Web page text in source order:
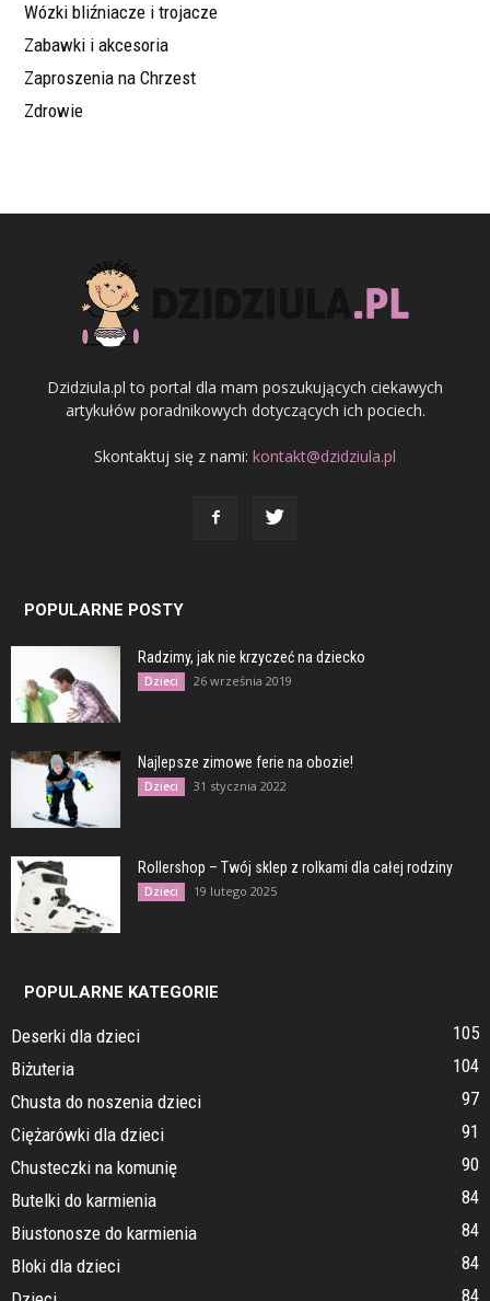
Wózki bliźniacze i trojacze
Zabawki i akcesoria
Zaproszenia na Chrzest
Zdrowie
Dzidziula.pl to portal dla mam poszukujących ciekawych
artykułów poradnikowych dotyczących ich pociech.
Skontaktuj się z nami: kontakt@dzidziula.pl
POPULARNE POSTY
Radzimy, jak nie krzyczeć na dziecko
Dzieci 26 września 2019
Najlepsze zimowe ferie na obozie!
Dzieci 31 stycznia 2022
Rollershop – Twój sklep z rolkami dla całej rodziny
Dzieci 19 lutego 2025
POPULARNE KATEGORIE
Deserki dla dzieci
105
Biżuteria
104
Chusta do noszenia dzieci
97
Ciężarówki dla dzieci
91
Chusteczki na komunię
90
Butelki do karmienia
84
Biustonosze do karmienia
84
Bloki dla dzieci
84
84